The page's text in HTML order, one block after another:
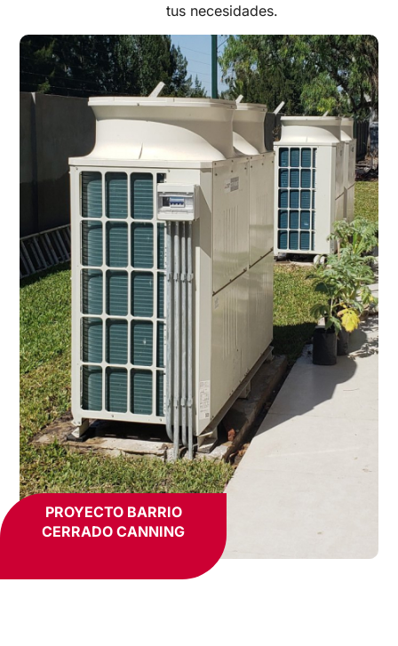
PROYECTO BARRIO
CERRADO CANNING
tus necesidades.